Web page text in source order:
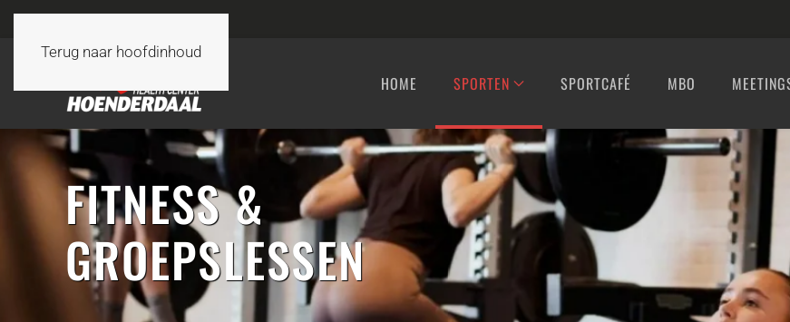
Terug naar hoofdinhoud
HOME SPORTEN SPORTCAFÉ MBO
FITNESS &
GROEPSLESSEN